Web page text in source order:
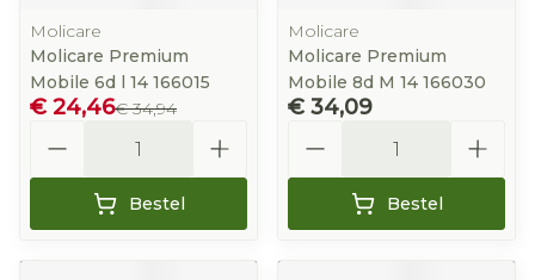
Molicare
Molicare Premium
Mobile 6d l 14 166015
€ 34,94
€ 24,46
Bestel
Molicare
Molicare Premium
Mobile 8d M 14 166030
€ 34,09
Bestel